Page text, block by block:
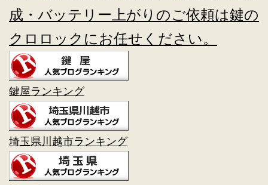
成・バッテリー上がりのご依頼は鍵の
クロロックにお任せください。
鍵屋ランキング
埼玉県川越市ランキング